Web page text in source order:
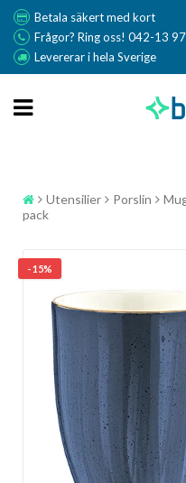
Betala säkert med kort
Frågor? Ring oss! 042-13
Levererar i hela Sverige
Utensilier Porslin
pack
- 15%